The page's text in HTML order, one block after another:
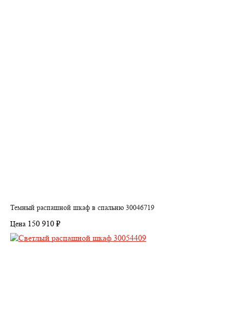
Темный распашной шкаф в спальню 30046719
Цена 150 910 ₽